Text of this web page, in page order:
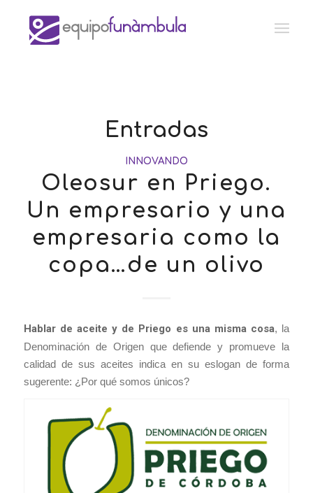
Entradas
INNOVANDO
Oleosur en Priego.
Un empresario y una
empresaria como la
copa…de un olivo
Hablar de aceite y de Priego es una misma cosa, la
Denominación de Origen que defiende y promueve la
calidad de sus aceites indica en su eslogan de forma
sugerente: ¿Por qué somos únicos?